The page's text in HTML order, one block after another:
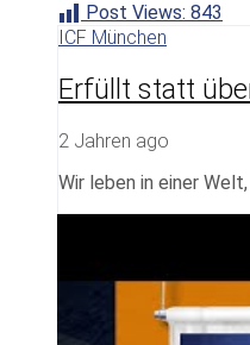
Post Views: 843
ICF München
Erfüllt statt
2 Jahren ago
Wir leben in einer